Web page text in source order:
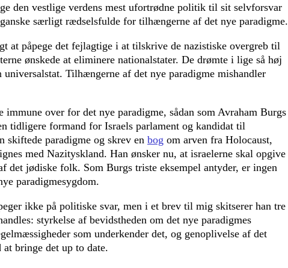
den vestlige verdens mest ufortrødne politik til sit selvforsvar
særligt rædselsfulde for tilhængerne af det nye paradigme.
at påpege det fejlagtige i at tilskrive de nazistiske overgreb til
ønskede at eliminere nationalstater. De drømte i lige så høj
universalstat. Tilhængerne af det nye paradigme mishandler
immune over for det nye paradigme, sådan som Avraham Burgs
tidligere formand for Israels parlament og kandidat til
skiftede paradigme og skrev en bog om arven fra Holocaust,
med Nazityskland. Han ønsker nu, at israelerne skal opgive
det jødiske folk. Som Burgs triste eksempel antyder, er ingen
paradigmesygdom.
ikke på politiske svar, men i et brev til mig skitserer han tre
styrkelse af bevidstheden om det nye paradigmes
som underkender det, og genoplivelse af det
at bringe det up to date.